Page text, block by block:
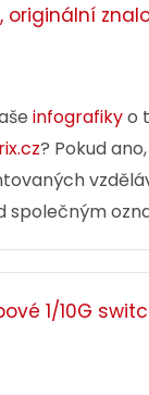
originální
infografikyo
? Pokud
společným
1/10G